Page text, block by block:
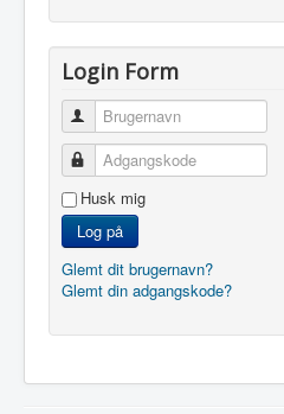
Login Form
Brugernavn
Adgangskode
Husk mig
Log på
Glemt dit brugernavn?
Glemt din adgangskode?